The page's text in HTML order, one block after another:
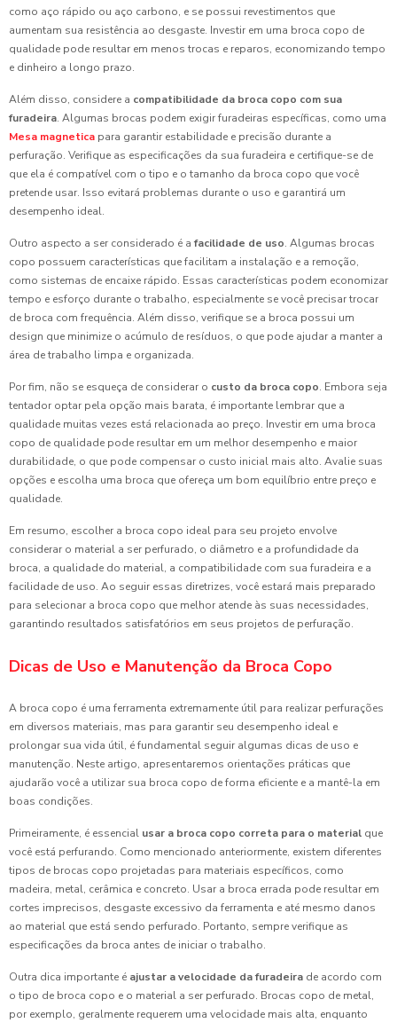
como aço rápido ou aço carbono, e se possui revestimentos que
aumentam sua resistência ao desgaste. Investir em uma broca copo de
qualidade pode resultar em menos trocas e reparos, economizando tempo
e dinheiro a longo prazo.
Além disso, considere a compatibilidade da broca copo com sua
furadeira. Algumas brocas podem exigir furadeiras específicas, como uma
Mesa magnetica para garantir estabilidade e precisão durante a
perfuração. Verifique as especificações da sua furadeira e certifique-se de
que ela é compatível com o tipo e o tamanho da broca copo que você
pretende usar. Isso evitará problemas durante o uso e garantirá um
desempenho ideal.
Outro aspecto a ser considerado é a facilidade de uso. Algumas brocas
copo possuem características que facilitam a instalação e a remoção,
como sistemas de encaixe rápido. Essas características podem economizar
tempo e esforço durante o trabalho, especialmente se você precisar trocar
de broca com frequência. Além disso, verifique se a broca possui um
design que minimize o acúmulo de resíduos, o que pode ajudar a manter a
área de trabalho limpa e organizada.
Por fim, não se esqueça de considerar o custo da broca copo. Embora seja
tentador optar pela opção mais barata, é importante lembrar que a
qualidade muitas vezes está relacionada ao preço. Investir em uma broca
copo de qualidade pode resultar em um melhor desempenho e maior
durabilidade, o que pode compensar o custo inicial mais alto. Avalie suas
opções e escolha uma broca que ofereça um bom equilíbrio entre preço e
qualidade.
Em resumo, escolher a broca copo ideal para seu projeto envolve
considerar o material a ser perfurado, o diâmetro e a profundidade da
broca, a qualidade do material, a compatibilidade com sua furadeira e a
facilidade de uso. Ao seguir essas diretrizes, você estará mais preparado
para selecionar a broca copo que melhor atende às suas necessidades,
garantindo resultados satisfatórios em seus projetos de perfuração.
Dicas de Uso e Manutenção da Broca Copo
A broca copo é uma ferramenta extremamente útil para realizar perfurações
em diversos materiais, mas para garantir seu desempenho ideal e
prolongar sua vida útil, é fundamental seguir algumas dicas de uso e
manutenção. Neste artigo, apresentaremos orientações práticas que
ajudarão você a utilizar sua broca copo de forma eficiente e a mantê-la em
boas condições.
Primeiramente, é essencial usar a broca copo correta para o material que
você está perfurando. Como mencionado anteriormente, existem diferentes
tipos de brocas copo projetadas para materiais específicos, como
madeira, metal, cerâmica e concreto. Usar a broca errada pode resultar em
cortes imprecisos, desgaste excessivo da ferramenta e até mesmo danos
ao material que está sendo perfurado. Portanto, sempre verifique as
especificações da broca antes de iniciar o trabalho.
Outra dica importante é ajustar a velocidade da furadeira de acordo com
o tipo de broca copo e o material a ser perfurado. Brocas copo de metal,
por exemplo, geralmente requerem uma velocidade mais alta, enquanto